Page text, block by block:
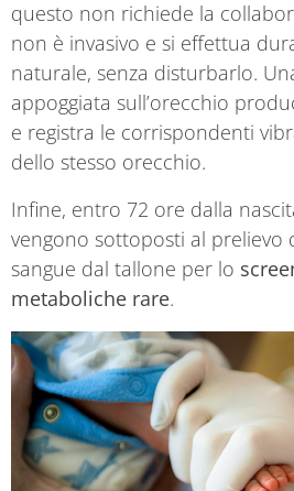
questo non richiede la
non è invasivo e si effettua
naturale, senza disturbarlo.
appoggiata sull’orecchio
e registra le corrispondenti
dello stesso orecchio.
Infine, entro 72 ore dalla
vengono sottoposti al prelievo
sangue dal tallone per lo
metaboliche rare.